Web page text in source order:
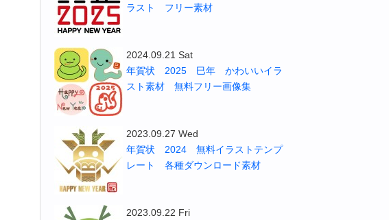
ラスト フリー素材
2024.09.21 Sat
年賀状 2025 巳年 かわいいイラ
スト素材 無料フリー画像集
2023.09.27 Wed
年賀状 2024 無料イラストテンプ
レート 各種ダウンロード素材
2023.09.22 Fri